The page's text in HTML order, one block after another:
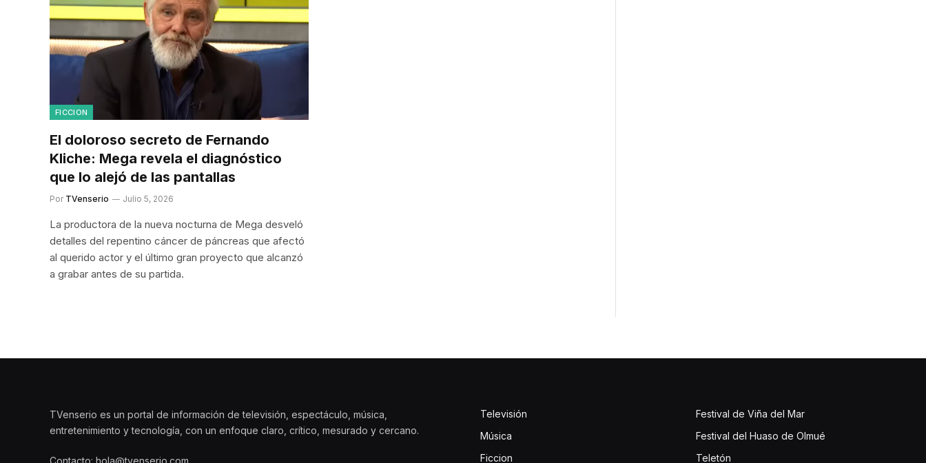
FICCION
El doloroso secreto de Fernando
Kliche: Mega revela el diagnóstico
que lo alejó de las pantallas
Por TVenserio Julio 5, 2026
La productora de la nueva nocturna de Mega desveló
detalles del repentino cáncer de páncreas que afectó
al querido actor y el último gran proyecto que alcanzó
a grabar antes de su partida.
TVenserio es un portal de información de televisión, espectáculo, música,
entretenimiento y tecnología, con un enfoque claro, crítico, mesurado y cercano.
Contacto: hola@tvenserio.com
Televisión
Música
Ficcion
Festival de Viña del Mar
Festival del Huaso de Olmué
Teletón